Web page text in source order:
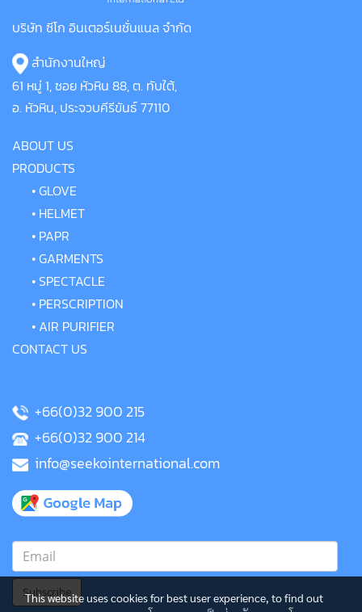
บริษัท ซีโก อินเตอร์เนชั่นแนล จำกัด
สำนักงานใหญ่
61 หมู่ 1, ซอย หัวหิน 88, ต. ทับใต้,
อ. หัวหิน, ประจวบคีรีขันธ์77110
ABOUT US
PRODUCTS
•GLOVE
• HELMET
• PAPR
•GARMENTS
• SPECTACLE
• PERSCRIPTION
• AIR PURIFIER
CONTACT US
+66(0)32 900 215
+66(0)32 900 214
info@seekointernational.com
Subscribe
This website uses cookies for best user experience, to find out